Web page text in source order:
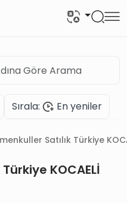
Sırala: En yeniler
Satılık Türkiye
KOCAELİ